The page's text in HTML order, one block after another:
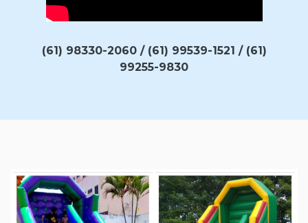
(61) 98330-2060 / (61) 99539-1521 / (61)
99255-9830